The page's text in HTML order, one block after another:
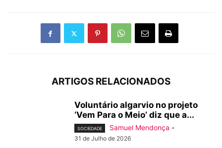
ARTIGOS RELACIONADOS
Voluntário algarvio no projeto
‘Vem Para o Meio’ diz que a...
SOCIEDADE Samuel Mendonça -
31 de Julho de 2026